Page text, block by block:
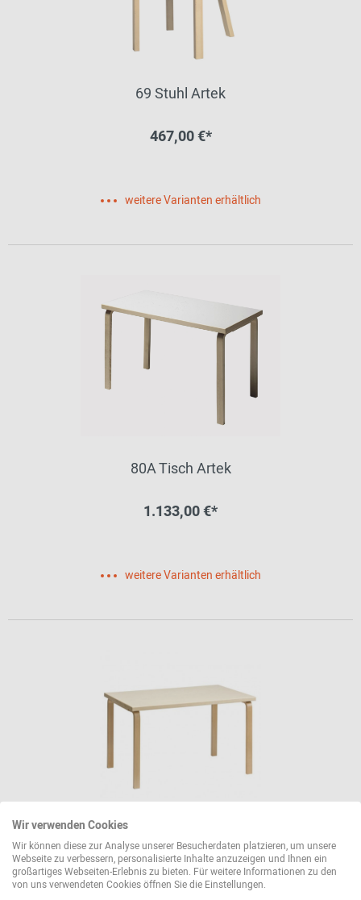
69 Stuhl Artek
467,00 €*
weitere Varianten erhältlich
80A Tisch Artek
1.133,00 €*
weitere Varianten erhältlich
81B Tisch Artek
1.225,00 €*
Wir verwenden Cookies
Wir können diese zur Analyse unserer Besucherdaten platzieren, um unsere
Webseite zu verbessern, personalisierte Inhalte anzuzeigen und Ihnen ein
großartiges Webseiten-Erlebnis zu bieten. Für weitere Informationen zu den
von uns verwendeten Cookies öffnen Sie die Einstellungen.